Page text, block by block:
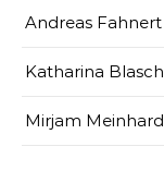
Andreas
Katharina
Mirjam